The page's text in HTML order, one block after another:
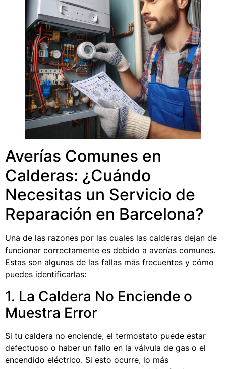
Averías Comunes en
Calderas: ¿Cuándo
Necesitas un Servicio de
Reparación en Barcelona?
Una de las razones por las cuales las calderas dejan de
funcionar correctamente es debido a averías comunes.
Estas son algunas de las fallas más frecuentes y cómo
puedes identificarlas:
1. La Caldera No Enciende o
Muestra Error
Si tu caldera no enciende, el termostato puede estar
defectuoso o haber un fallo en la válvula de gas o el
encendido eléctrico. Si esto ocurre, lo más